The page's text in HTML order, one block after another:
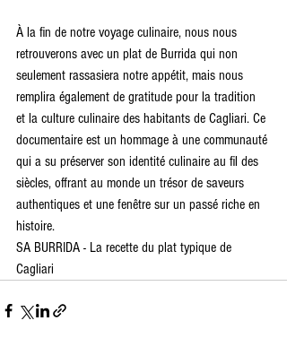
À la fin de notre voyage culinaire, nous nous
retrouverons avec un plat de Burrida qui non
seulement rassasiera notre appétit, mais nous
remplira également de gratitude pour la tradition
et la culture culinaire des habitants de Cagliari. Ce
documentaire est un hommage à une communauté
qui a su préserver son identité culinaire au fil des
siècles, offrant au monde un trésor de saveurs
authentiques et une fenêtre sur un passé riche en
histoire.
SA BURRIDA - La recette du plat typique de
Cagliari